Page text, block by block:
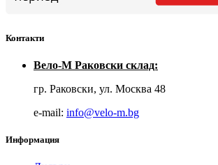
Контакти
Вело-М Раковски склад:
гр. Раковски, ул. Москва 48
е-mail: info@velo-m.bg
Информация